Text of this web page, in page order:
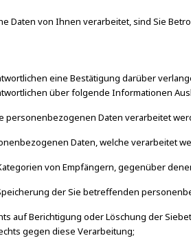
Daten von Ihnen verarbeitet, sind Sie
eine Bestätigung darüber
über folgende Informationen
personenbezogenen Daten verarbeitet
Daten, welche verarbeitet
von Empfängern, gegenüber
der Sie betreffenden
auf Berichtigung oder Löschung der
gegen diese Verarbeitung;